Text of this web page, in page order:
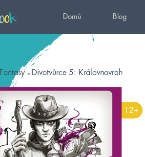
Domů Blog
Fantasy Divotvůrce 5: Královnovrah
12+